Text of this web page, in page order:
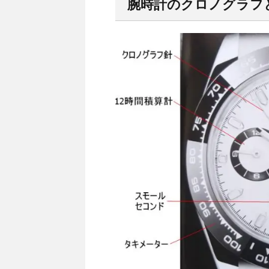
腕時計のクロノグラフ